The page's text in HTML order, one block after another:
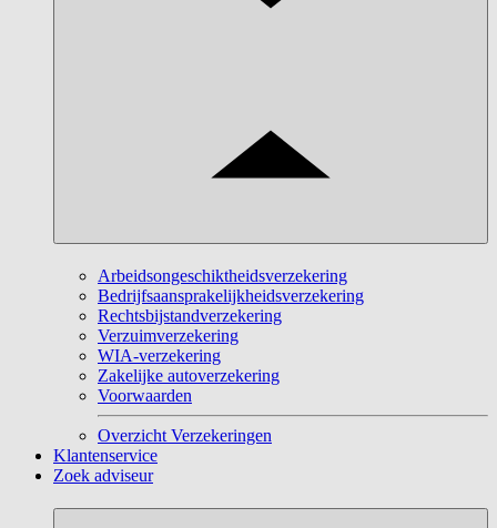
Arbeidsongeschiktheidsverzekering
Bedrijfsaansprakelijkheidsverzekering
Rechtsbijstandverzekering
Verzuimverzekering
WIA-verzekering
Zakelijke autoverzekering
Voorwaarden
Overzicht Verzekeringen
Klantenservice
Zoek adviseur